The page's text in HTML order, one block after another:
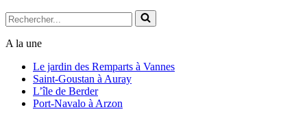
Rechercher...
A la une
Le jardin des Remparts à Vannes
Saint-Goustan à Auray
L’île de Berder
Port-Navalo à Arzon